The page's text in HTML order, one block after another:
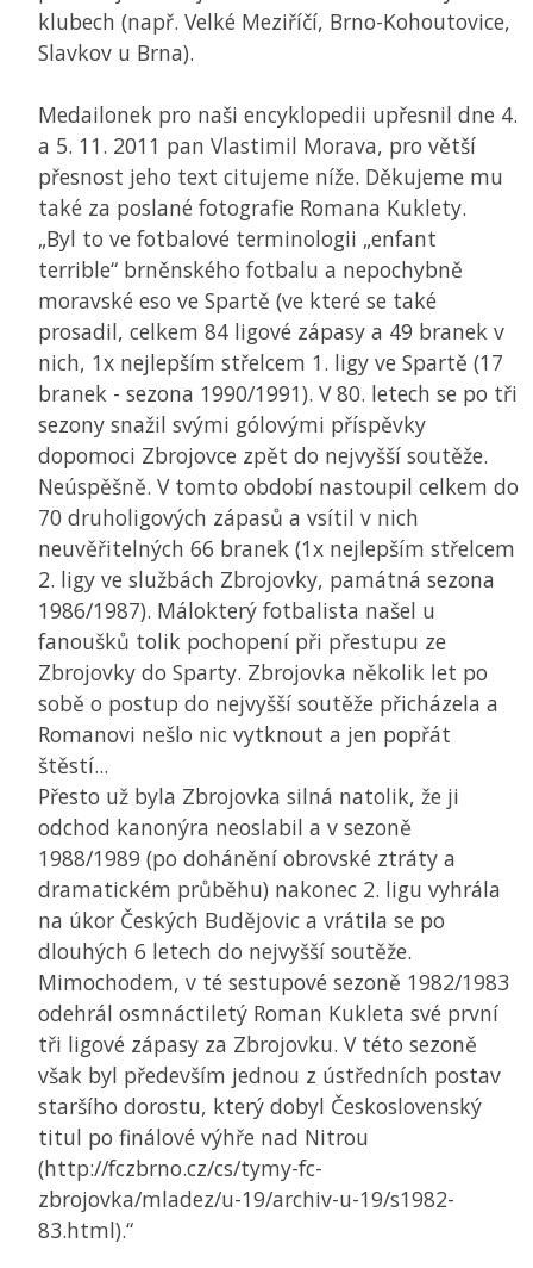
klubech (např. Velké Meziříčí, Brno-Kohoutovice,
Slavkov u Brna).
Medailonek pro naši encyklopedii upřesnil dne 4.
a 5. 11. 2011 pan Vlastimil Morava, pro větší
přesnost jeho text citujeme níže. Děkujeme mu
také za poslané fotografie Romana Kuklety.
„Byl to ve fotbalové terminologii „enfant
terrible“ brněnského fotbalu a nepochybně
moravské eso ve Spartě (ve které se také
prosadil, celkem 84 ligové zápasy a 49 branek v
nich, 1x nejlepším střelcem 1. ligy ve Spartě (17
branek - sezona 1990/1991). V 80. letech se po tři
sezony snažil svými gólovými příspěvky
dopomoci Zbrojovce zpět do nejvyšší soutěže.
Neúspěšně. V tomto období nastoupil celkem do
70 druholigových zápasů a vsítil v nich
neuvěřitelných 66 branek (1x nejlepším střelcem
2. ligy ve službách Zbrojovky, památná sezona
1986/1987). Málokterý fotbalista našel u
fanoušků tolik pochopení při přestupu ze
Zbrojovky do Sparty. Zbrojovka několik let po
sobě o postup do nejvyšší soutěže přicházela a
Romanovi nešlo nic vytknout a jen popřát
štěstí...
Přesto už byla Zbrojovka silná natolik, že ji
odchod kanonýra neoslabil a v sezoně
1988/1989 (po dohánění obrovské ztráty a
dramatickém průběhu) nakonec 2. ligu vyhrála
na úkor Českých Budějovic a vrátila se po
dlouhých 6 letech do nejvyšší soutěže.
Mimochodem, v té sestupové sezoně 1982/1983
odehrál osmnáctiletý Roman Kukleta své první
tři ligové zápasy za Zbrojovku. V této sezoně
však byl především jednou z ústředních postav
staršího dorostu, který dobyl Československý
titul po finálové výhře nad Nitrou
(http://fczbrno.cz/cs/tymy-fc-
zbrojovka/mladez/u-19/archiv-u-19/s1982-
83.html).“